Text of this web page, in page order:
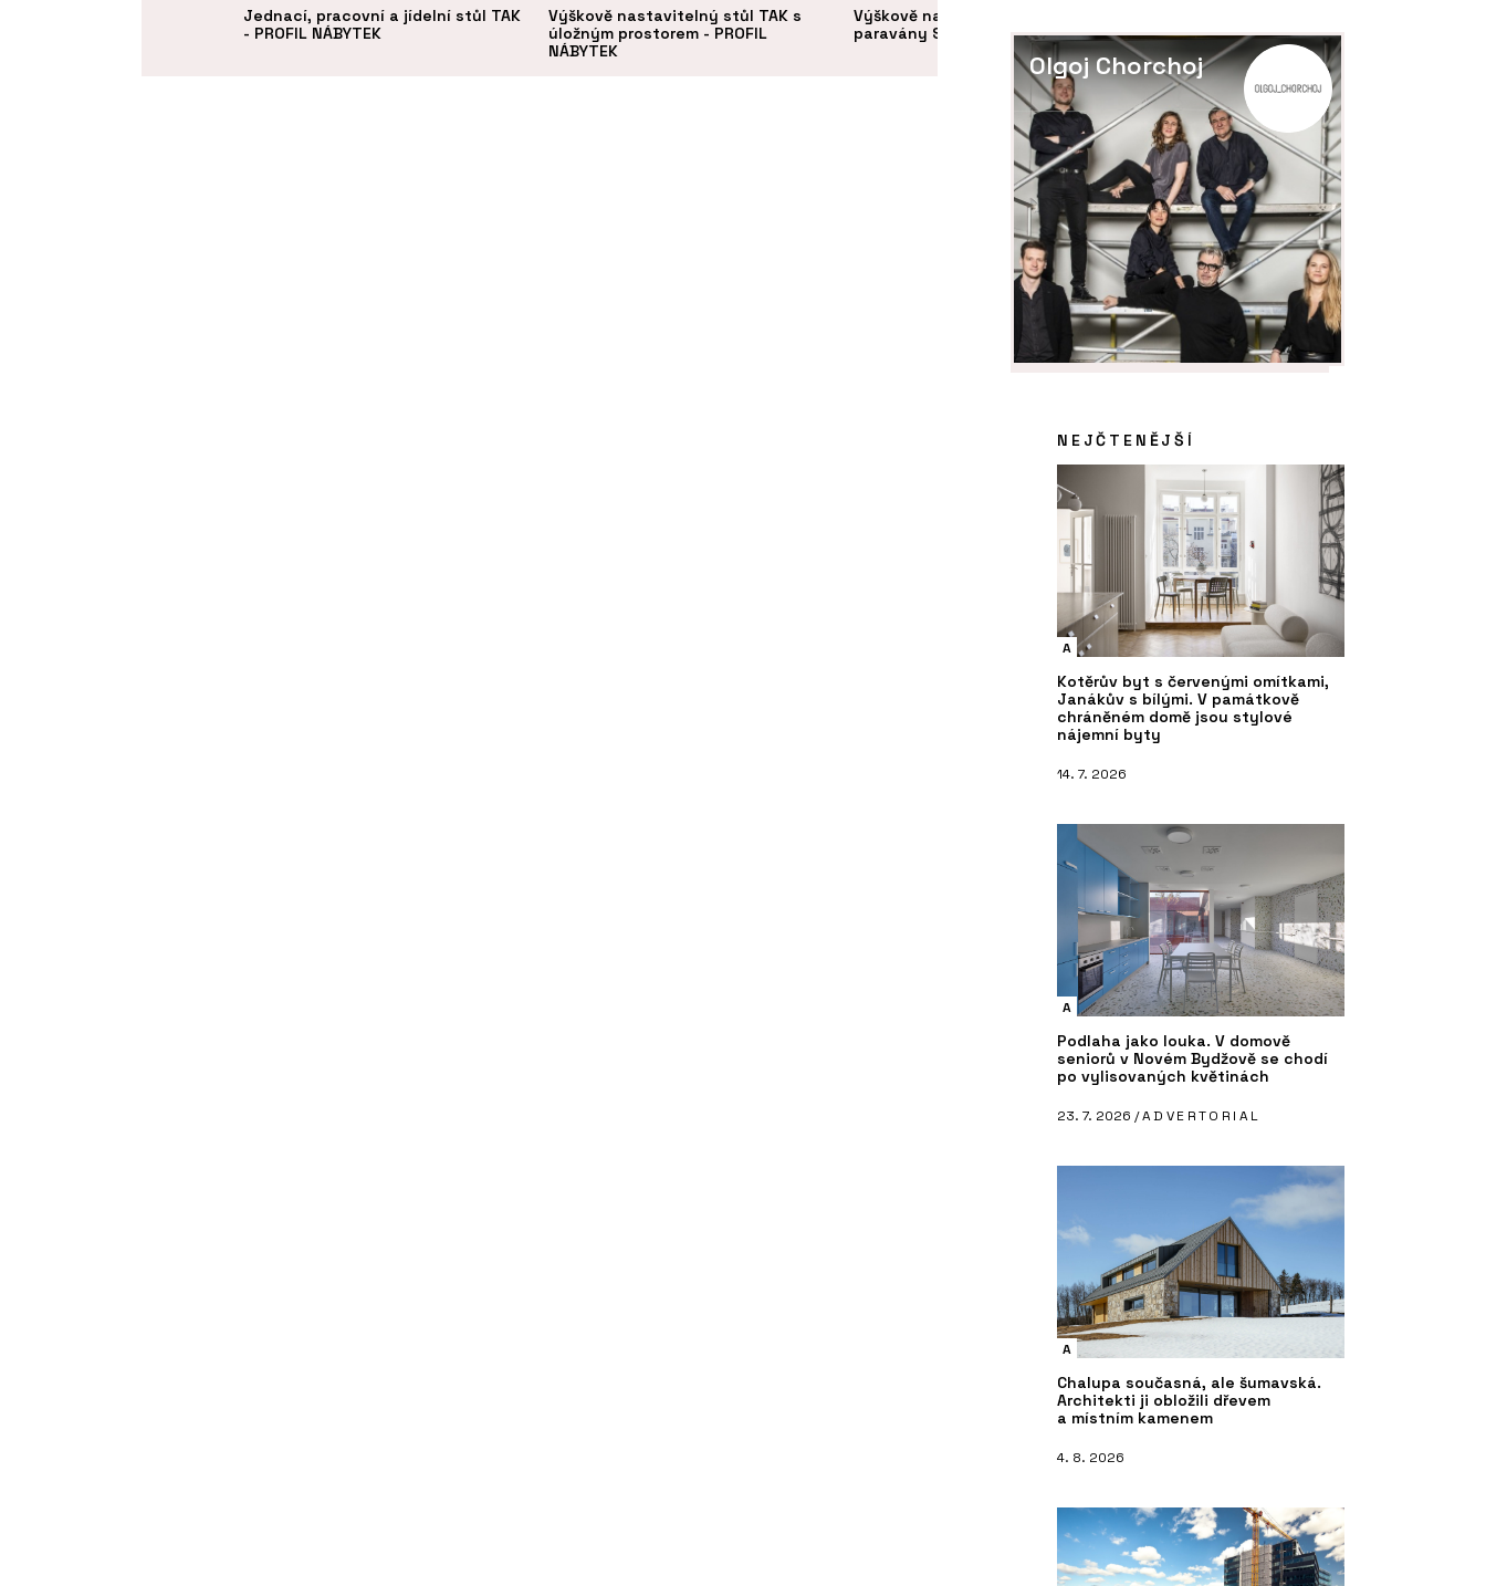
Jednací, pracovní a jídelní stůl TAK
- PROFIL NÁBYTEK
Výškově nastavitelný stůl TAK s
úložným prostorem - PROFIL
NÁBYTEK
Výškově nastavitelný stůl s
paravány SETUP - PROFIL NÁBYTEK
NÁBYTEK
Olgoj Chorchoj
NEJČTENĚJŠÍ
A
Kotěrův byt s červenými omítkami,
Janákův s bílými. V památkově
chráněném domě jsou stylové
nájemní byty
14. 7. 2026
A
Podlaha jako louka. V domově
seniorů v Novém Bydžově se chodí
po vylisovaných květinách
23. 7. 2026 /ADVERTORIAL
A
Chalupa současná, ale šumavská.
Architekti ji obložili dřevem
a místním kamenem
4. 8. 2026